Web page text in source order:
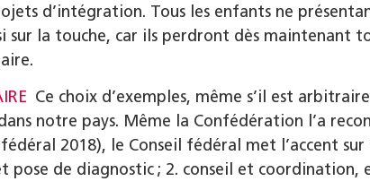
d’intégration. Tous les enfants ne
sur la touche, car ils perdront dès maintenant
Ce choix d’exemples, même s’il est
notre pays. Même la Confédération l’a
2018), le Conseil fédéral met l’accent sur
pose de diagnostic ; 2. conseil et coordination,